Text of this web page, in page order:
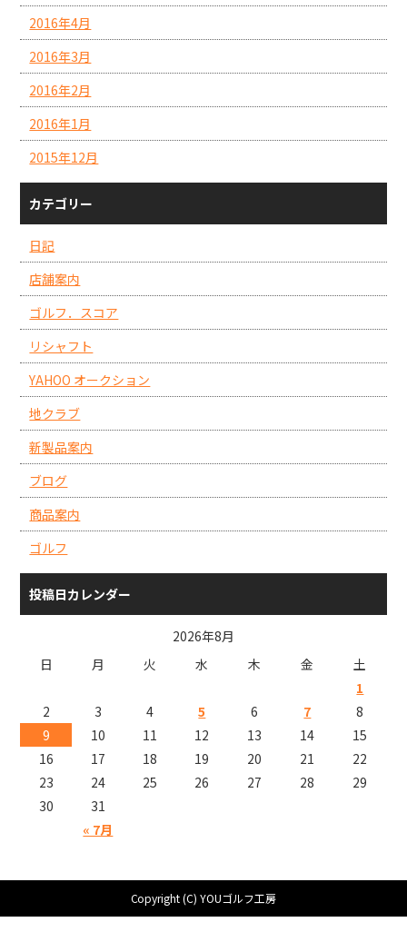
2016年4月
2016年3月
2016年2月
2016年1月
2015年12月
カテゴリー
日記
店舗案内
ゴルフ．スコア
リシャフト
YAHOO オークション
地クラブ
新製品案内
ブログ
商品案内
ゴルフ
投稿日カレンダー
2026年8月
日
月 火 水 木 金 土
« 7月
1
2
3 4 5 6 7
8
9
10 11 12 13 14
15
16
17 18 19 20 21
22
23
24 25 26 27 28
29
30
31
Copyright (C) YOUゴルフ工房